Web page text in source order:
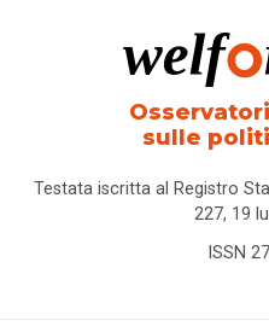
sulle
Testata iscritta al Registro
227, 19
ISSN